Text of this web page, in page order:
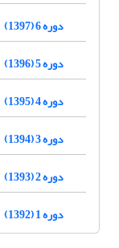
دوره 6 (1397)
دوره 5 (1396)
دوره 4 (1395)
دوره 3 (1394)
دوره 2 (1393)
دوره 1 (1392)